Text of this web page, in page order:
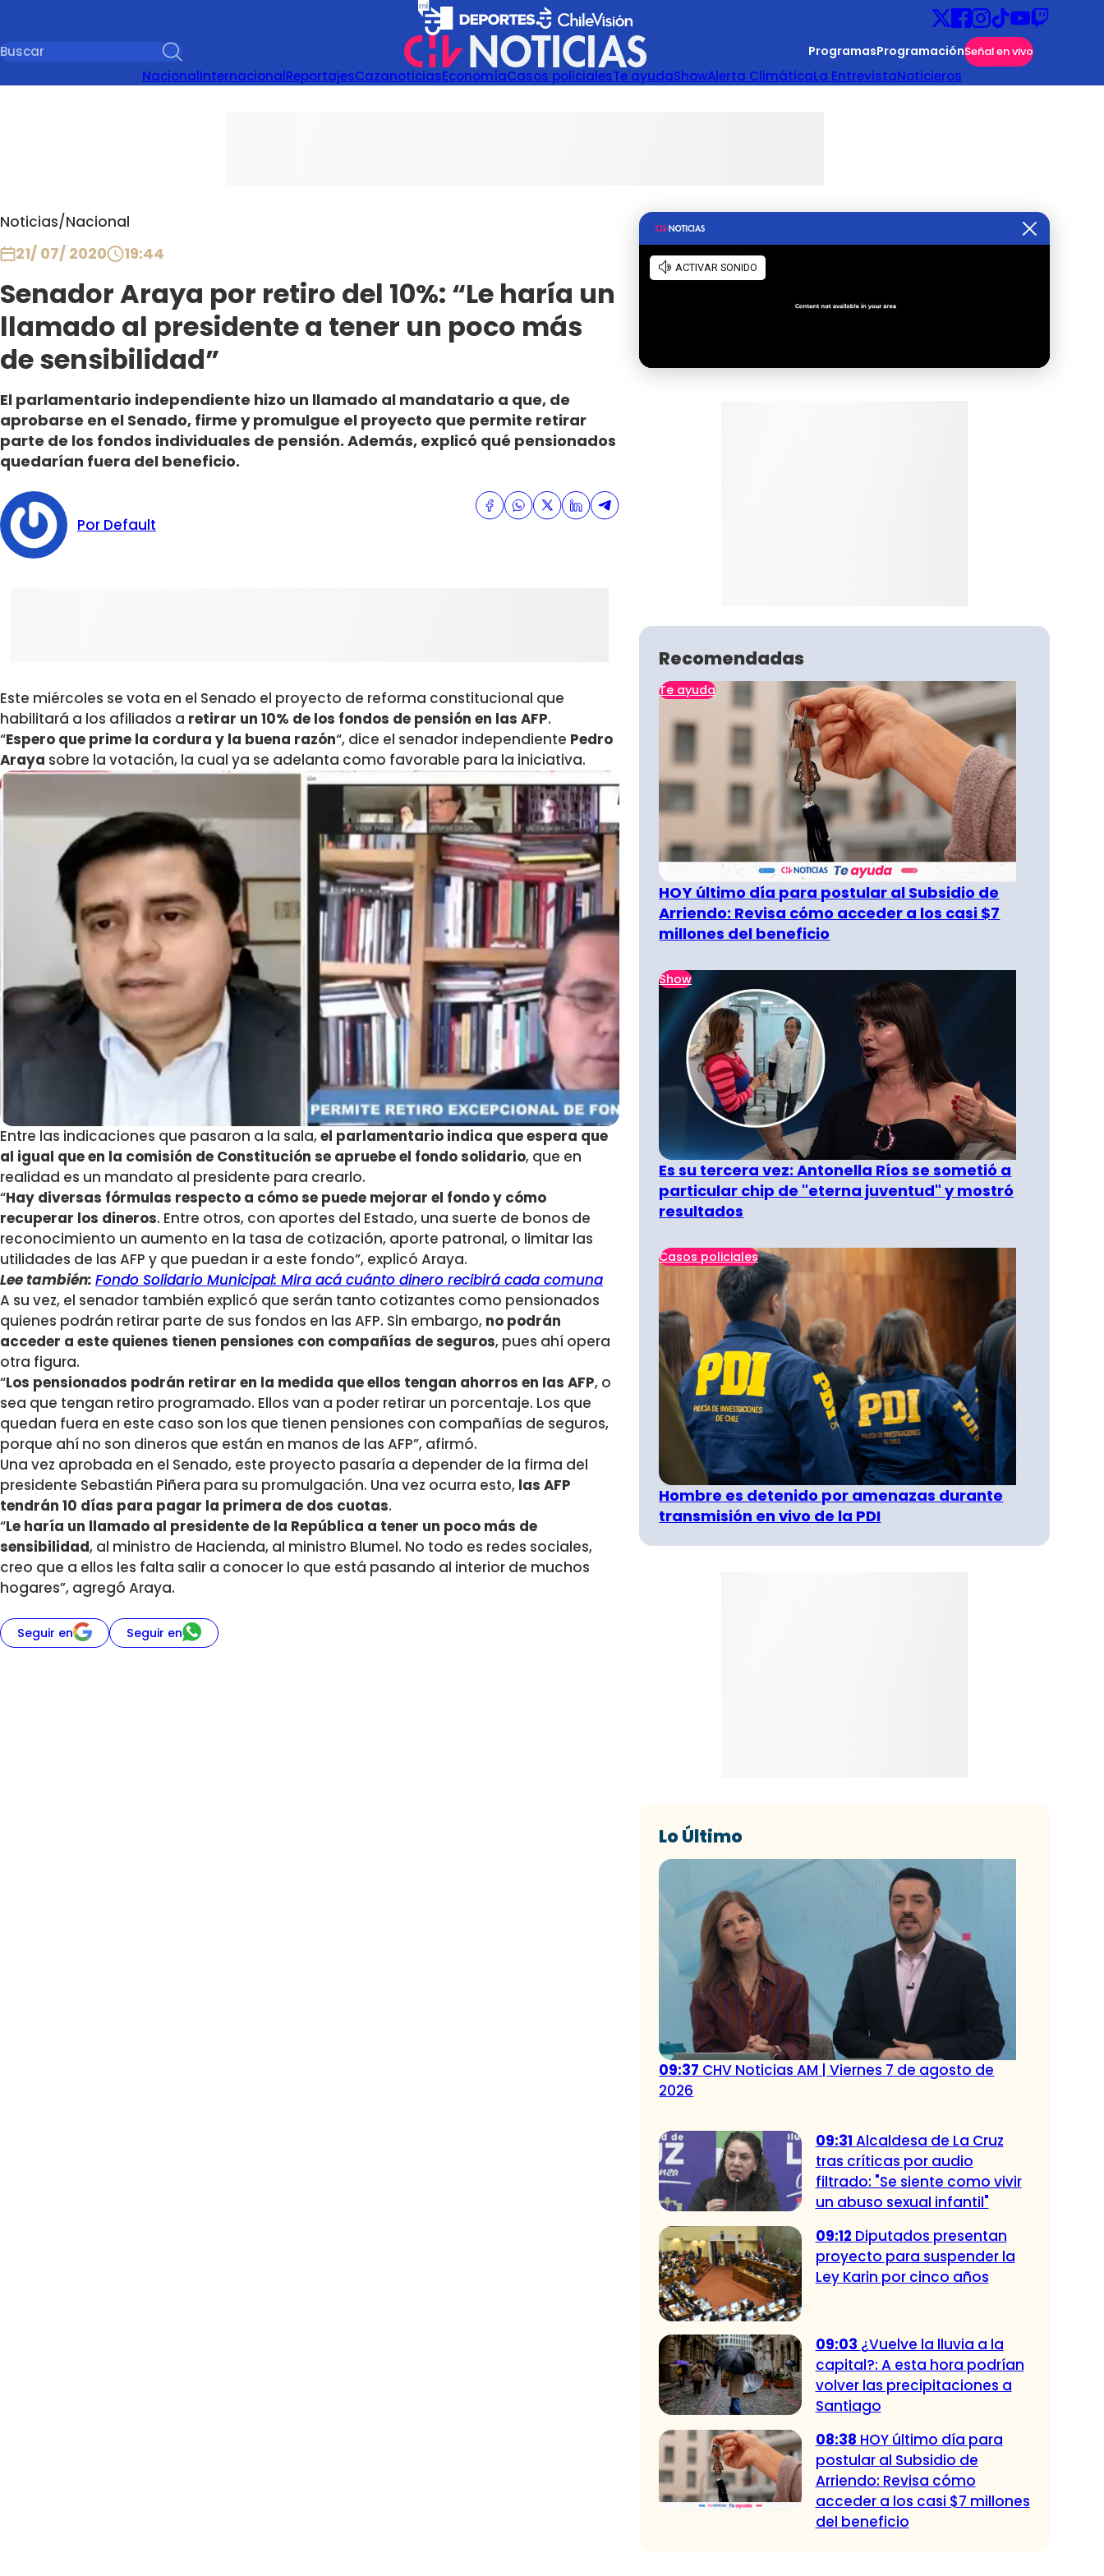
ProgramasProgramaciónSeñal en vivo
NacionalInternacionalReportajesCazanoticiasEconomíaCasos policialesTe ayudaShowAlerta ClimáticaLa EntrevistaNoticieros
Noticias/Nacional
21/ 07/ 2020 19:44
Senador Araya por retiro del 10%: “Le haría un
llamado al presidente a tener un poco más
de sensibilidad”
El parlamentario independiente hizo un llamado al mandatario a que, de
aprobarse en el Senado, firme y promulgue el proyecto que permite retirar
parte de los fondos individuales de pensión. Además, explicó qué pensionados
quedarían fuera del beneficio.
Por Default
Este miércoles se vota en el Senado el proyecto de reforma constitucional que
habilitará a los afiliados a retirar un 10% de los fondos de pensión en las AFP.
“Espero que prime la cordura y la buena razón“, dice el senador independiente Pedro
Araya sobre la votación, la cual ya se adelanta como favorable para la iniciativa.
Entre las indicaciones que pasaron a la sala,el parlamentario indica que espera que
al igual que en la comisión de Constitución se apruebe el fondo solidario, que en
realidad es un mandato al presidente para crearlo.
“Hay diversas fórmulas respecto a cómo se puede mejorar el fondo y cómo
recuperar los dineros. Entre otros, con aportes del Estado, una suerte de bonos de
reconocimiento un aumento en la tasa de cotización, aporte patronal, o limitar las
utilidades de las AFP y que puedan ir a este fondo”, explicó Araya.
Lee también: Fondo Solidario Municipal: Mira acá cuánto dinero recibirá cada comuna
A su vez, el senador también explicó que serán tanto cotizantes como pensionados
quienes podrán retirar parte de sus fondos en las AFP. Sin embargo, no podrán
acceder a este quienes tienen pensiones con compañías de seguros, pues ahí opera
otra figura.
“Los pensionados podrán retirar en la medida que ellos tengan ahorros en las AFP, o
sea que tengan retiro programado. Ellos van a poder retirar un porcentaje. Los que
quedan fuera en este caso son los que tienen pensiones con compañías de seguros,
porque ahí no son dineros que están en manos de las AFP”, afirmó.
Una vez aprobada en el Senado, este proyecto pasaría a depender de la firma del
presidente Sebastián Piñera para su promulgación. Una vez ocurra esto, las AFP
tendrán 10 días para pagar la primera de dos cuotas.
“Le haría un llamado al presidente de la República a tener un poco más de
sensibilidad, al ministro de Hacienda, al ministro Blumel. No todo es redes sociales,
creo que a ellos les falta salir a conocer lo que está pasando al interior de muchos
hogares”, agregó Araya.
Seguir en Seguir en
Recomendadas
Te ayuda
HOY último día para postular al Subsidio de
Arriendo: Revisa cómo acceder a los casi $7
millones del beneficio
Show
Es su tercera vez: Antonella Ríos se sometió a
particular chip de "eterna juventud" y mostró
resultados
Casos policiales
Hombre es detenido por amenazas durante
transmisión en vivo de la PDI
Lo Último
09:37 CHV Noticias AM | Viernes 7 de agosto de
2026
09:31 Alcaldesa de La Cruz
tras críticas por audio
filtrado: "Se siente como vivir
un abuso sexual infantil"
09:12 Diputados presentan
proyecto para suspender la
Ley Karin por cinco años
09:03 ¿Vuelve la lluvia a la
capital?: A esta hora podrían
volver las precipitaciones a
Santiago
08:38 HOY último día para
postular al Subsidio de
Arriendo: Revisa cómo
acceder a los casi $7 millones
del beneficio